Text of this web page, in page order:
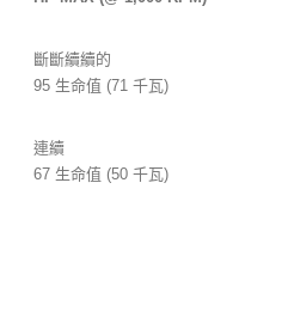
斷斷續續的
95 生命值 (71 千瓦)
連續
67 生命值 (50 千瓦)